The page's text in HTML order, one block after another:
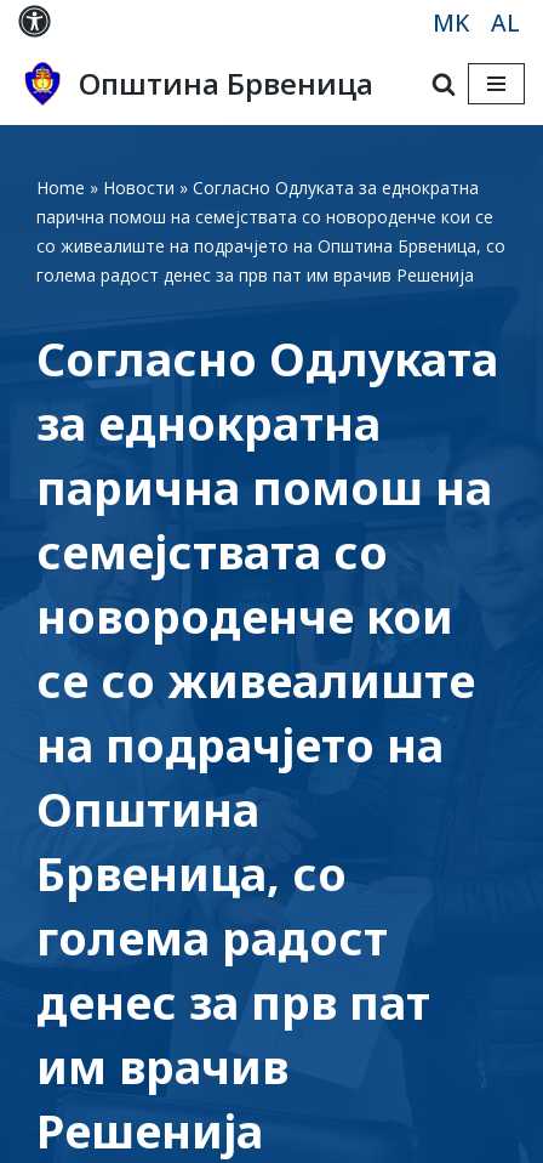
Skip
to
content
MK AL
Општина Брвеница
Home » Новости » Согласно Одлуката за еднократна
парична помош на семејствата со новороденче кои се
со живеалиште на подрачјето на Општина Брвеница, со
голема радост денес за прв пат им врачив Решенија
Согласно Одлуката
за еднократна
парична помош на
семејствата со
новороденче кои
се со живеалиште
на подрачјето на
Општина
Брвеница, со
голема радост
денес за прв пат
им врачив
Решенија